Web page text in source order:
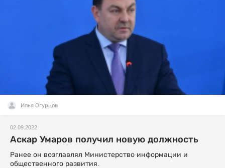
Илья Огурцов
02.09.2022
Аскар Умаров получил новую должность
Ранее он возглавлял Министерство информации и
общественного развития.